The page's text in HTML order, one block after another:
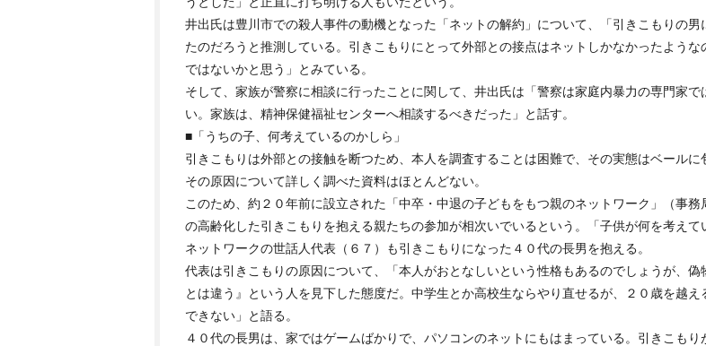
井出氏は豊川市での殺人事件の動機となった「ネットの解約」について、「引きこもりの
たのだろうと推測している。引きこもりにとって外部との接点はネットしかなかったよう
ではないかと思う」とみている。
そして、家族が警察に相談に行ったことに関して、井出氏は「警察は家庭内暴力の専門家
い。家族は、精神保健福祉センターへ相談するべきだった」と話す。
■「うちの子、何考えているのかしら」
引きこもりは外部との接触を断つため、本人を調査することは困難で、その実態はベール
その原因について詳しく調べた資料はほとんどない。
このため、約２０年前に設立された「中卒・中退の子どもをもつ親のネットワーク」（事
の高齢化した引きこもりを抱える親たちの参加が相次いでいるという。「子供が何を考えて
ネットワークの世話人代表（６７）も引きこもりになった４０代の長男を抱える。
代表は引きこもりの原因について、「本人がおとなしいという性格もあるのでしょうが、
とは違う』という人を見下した態度だ。中学生とか高校生ならやり直せるが、２０歳を越
できない」と語る。
４０代の長男は、家ではゲームばかりで、パソコンのネットにもはまっている。引きこも